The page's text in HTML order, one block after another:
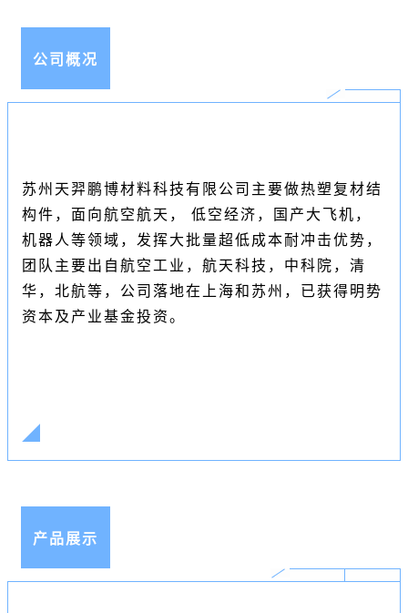
公司概况
苏州天羿鹏博材料科技有限公司主要做热塑复材结
构件，面向航空航天， 低空经济，国产大飞机，
机器人等领域，发挥大批量超低成本耐冲击优势，
团队主要出自航空工业，航天科技，中科院，清
华，北航等，公司落地在上海和苏州，已获得明势
资本及产业基金投资。
产品展示